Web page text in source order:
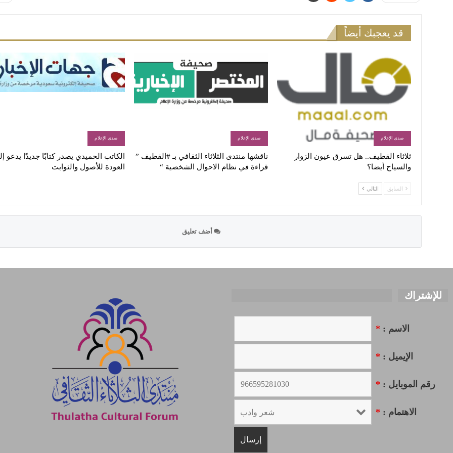
قد يعجبك أيضاً
صدى الإعلام
ثلاثاء القطيف.. هل تسرق عيون الزوار
والسياح أيضا؟
صدى الإعلام
ناقشها منتدى الثلاثاء الثقافي بـ #القطيف ”
قراءة في نظام الاحوال الشخصية “
صدى الإعلام
الكاتب الحميدي يصدر كتابًا جديدًا يدعو
العودة للأصول والثوابت
السابق التالي
أضف تعليق
للإشتراك
الاسم : *
الإيميل : *
رقم الموبايل : *
الاهتمام : *